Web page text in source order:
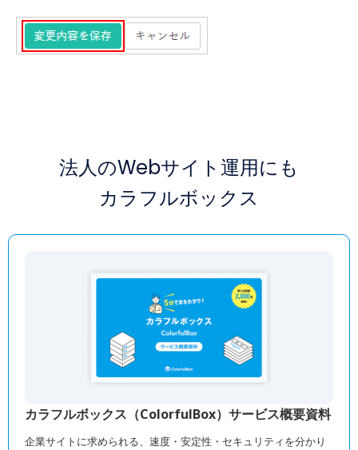
法人のWebサイト運用にも
カラフルボックス
カラフルボックス（ColorfulBox）サービス概要資料
企業サイトに求められる、速度・安定性・セキュリティを分かり